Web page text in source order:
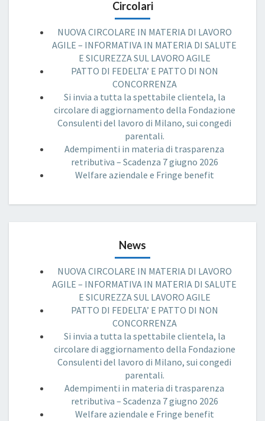
Circolari
NUOVA CIRCOLARE IN MATERIA DI LAVORO
AGILE – INFORMATIVA IN MATERIA DI SALUTE
E SICUREZZA SUL LAVORO AGILE
PATTO DI FEDELTA’ E PATTO DI NON
CONCORRENZA
Si invia a tutta la spettabile clientela, la
circolare di aggiornamento della Fondazione
Consulenti del lavoro di Milano, sui congedi
parentali.
Adempimenti in materia di trasparenza
retributiva – Scadenza 7 giugno 2026
Welfare aziendale e Fringe benefit
News
NUOVA CIRCOLARE IN MATERIA DI LAVORO
AGILE – INFORMATIVA IN MATERIA DI SALUTE
E SICUREZZA SUL LAVORO AGILE
PATTO DI FEDELTA’ E PATTO DI NON
CONCORRENZA
Si invia a tutta la spettabile clientela, la
circolare di aggiornamento della Fondazione
Consulenti del lavoro di Milano, sui congedi
parentali.
Adempimenti in materia di trasparenza
retributiva – Scadenza 7 giugno 2026
Welfare aziendale e Fringe benefit